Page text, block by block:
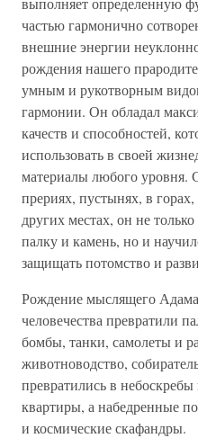
частью гармонично
внешние энергии
рождения нашего
умным и рукотворным
гармонии. Он обладал
качеств и способностей,
использовать в своей
материалы любого уровня.
прериях, пустынях, в
других местах, он не
палку и камень, но и
защищать потомство и
Рождение мыслящего
человечества превратили
бомбы, танки, самолеты и
животноводство,
превратились в
квартиры, а набедренные
и космические скафандры.